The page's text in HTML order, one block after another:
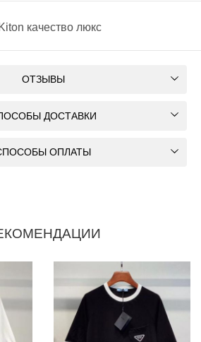
качество люкс
ОТЗЫВЫ
ДОСТАВКИ
ОПЛАТЫ